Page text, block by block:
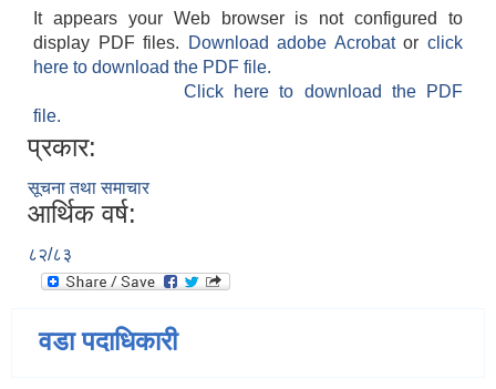
It appears your Web browser is not configured to
display PDF files.
Download adobe Acrobatorclick
here to download the PDF file.
Click here to download the PDF
file.
प्रकार:
सूचना तथा समाचार
आर्थिक वर्ष:
८२/८३
वडा पदाधिकारी